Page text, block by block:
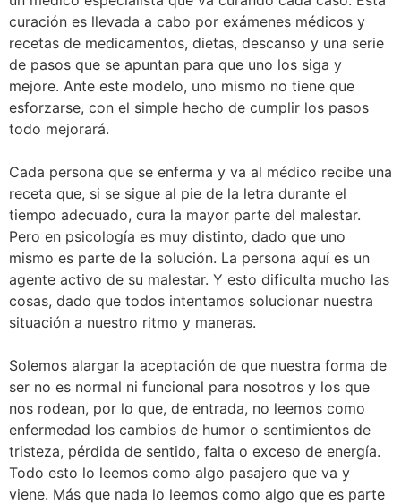
curación es llevada a cabo por exámenes médicos y
recetas de medicamentos, dietas, descanso y una serie
de pasos que se apuntan para que uno los siga y
mejore. Ante este modelo, uno mismo no tiene que
esforzarse, con el simple hecho de cumplir los pasos
todo mejorará.
Cada persona que se enferma y va al médico recibe una
receta que, si se sigue al pie de la letra durante el
tiempo adecuado, cura la mayor parte del malestar.
Pero en psicología es muy distinto, dado que uno
mismo es parte de la solución. La persona aquí es un
agente activo de su malestar. Y esto dificulta mucho las
cosas, dado que todos intentamos solucionar nuestra
situación a nuestro ritmo y maneras.
Solemos alargar la aceptación de que nuestra forma de
ser no es normal ni funcional para nosotros y los que
nos rodean, por lo que, de entrada, no leemos como
enfermedad los cambios de humor o sentimientos de
tristeza, pérdida de sentido, falta o exceso de energía.
Todo esto lo leemos como algo pasajero que va y
viene. Más que nada lo leemos como algo que es parte